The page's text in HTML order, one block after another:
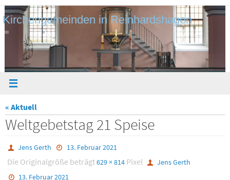
Zum
Inhalt
springen
Kirchengemeinden in Reinhardshagen
« Aktuell
Weltgebetstag 21 Speise
Jens Gerth 13. Februar 2021
Die Originalgröße beträgt629 × 814 Pixel
Jens Gerth
13. Februar 2021